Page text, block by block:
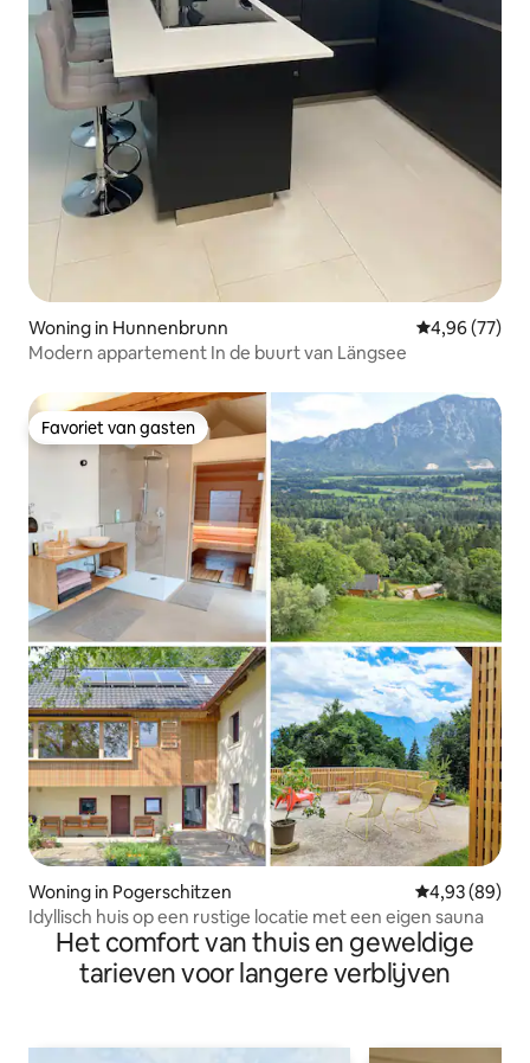
Woning in Hunnenbrunn Gemiddelde
4,96 (77)
Modern appartement In de buurt van Längsee
Favoriet van gasten
Favoriet van gasten
Woning in Pogerschitzen Gemiddelde
4,93 (89)
Idyllisch huis op een rustige locatie met een eigen sauna
Het comfort van thuis en geweldige
tarieven voor langere verblijven